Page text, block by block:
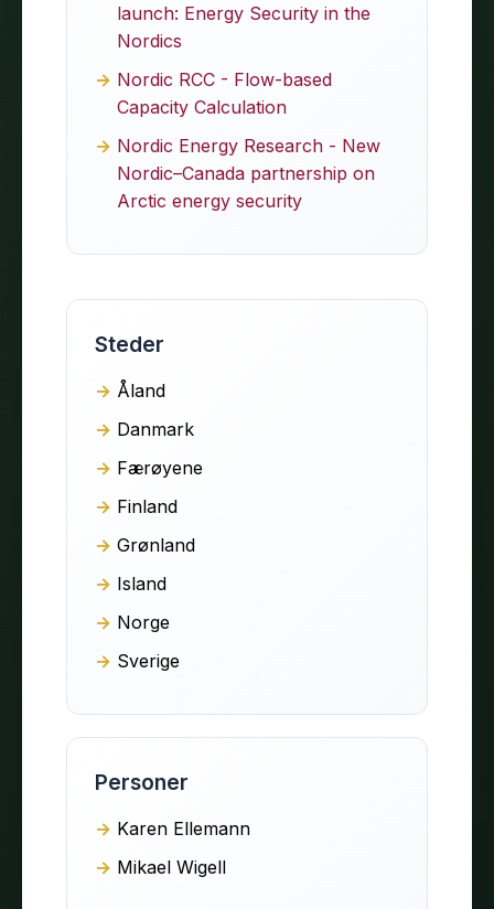
launch: Energy Security in the
Nordics
Nordic RCC - Flow-based
Capacity Calculation
Nordic Energy Research - New
Nordic–Canada partnership on
Arctic energy security
Steder
Åland
Danmark
Færøyene
Finland
Grønland
Island
Norge
Sverige
Personer
Karen Ellemann
Mikael Wigell